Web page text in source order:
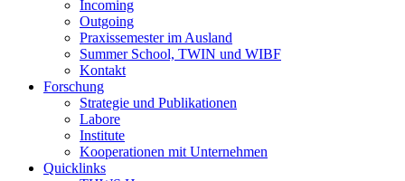
Incoming
Outgoing
Praxissemester im Ausland
Summer School, TWIN und WIBF
Kontakt
Forschung
Strategie und Publikationen
Labore
Institute
Kooperationen mit Unternehmen
Quicklinks